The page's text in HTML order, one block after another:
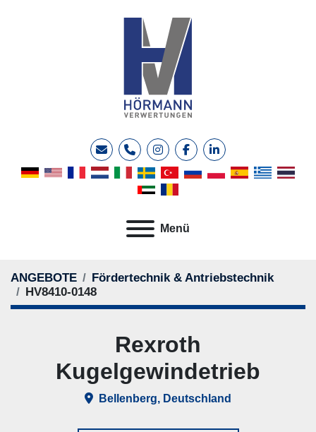
E-MailTelefoninstagramfacebooklinkedin
Menü
ANGEBOTE
Fördertechnik & Antriebstechnik
HV8410-0148
Rexroth
Kugelgewindetrieb
Bellenberg, Deutschland